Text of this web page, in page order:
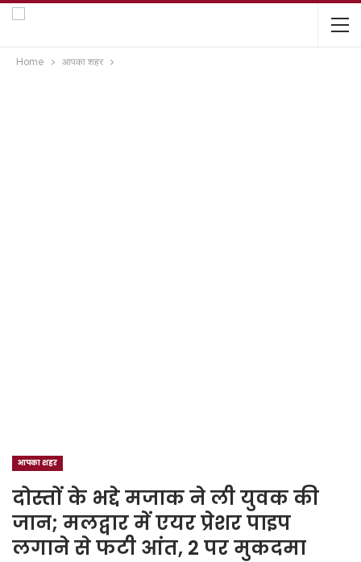
Home आपका शहर
आपका शहर
दोस्तों के भद्दे मजाक ने ली युवक की
जान; मलद्वार में एयर प्रेशर पाइप
लगाने से फटी आंत, 2 पर मुकदमा